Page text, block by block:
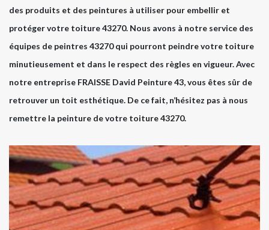
des produits et des peintures à utiliser pour embellir et
protéger votre toiture 43270. Nous avons à notre service des
équipes de peintres 43270 qui pourront peindre votre toiture
minutieusement et dans le respect des règles en vigueur. Avec
notre entreprise FRAISSE David Peinture 43, vous êtes sûr de
retrouver un toit esthétique. De ce fait, n’hésitez pas à nous
remettre la peinture de votre toiture 43270.